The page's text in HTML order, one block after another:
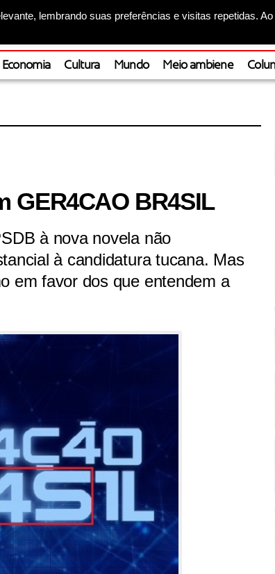
lembrando suas preferências e visitas repetidas. Ao
Economia Cultura Mundo Meio ambiene
GER4CAO BR4SIL
à nova novela não
à candidatura tucana. Mas
em favor dos que entendem a